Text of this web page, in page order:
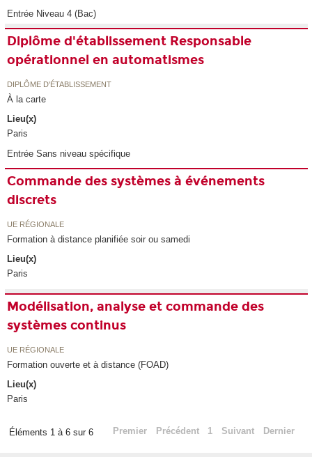
Entrée Niveau 4 (Bac)
Diplôme d'établissement Responsable
opérationnel en automatismes
DIPLÔME D'ÉTABLISSEMENT
À la carte
Lieu(x)
Paris
Entrée Sans niveau spécifique
Commande des systèmes à événements
discrets
UE RÉGIONALE
Formation à distance planifiée soir ou samedi
Lieu(x)
Paris
Modélisation, analyse et commande des
systèmes continus
UE RÉGIONALE
Formation ouverte et à distance (FOAD)
Lieu(x)
Paris
Éléments 1 à 6 sur 6 Premier Précédent 1 Suivant Dernier